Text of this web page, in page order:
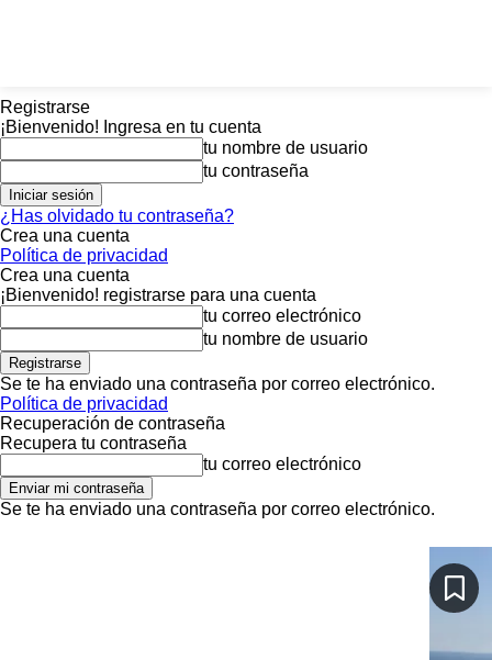
Registrarse
¡Bienvenido! Ingresa en tu cuenta
tu nombre de usuario
tu contraseña
¿Has olvidado tu contraseña?
Crea una cuenta
Política de privacidad
Crea una cuenta
¡Bienvenido! registrarse para una cuenta
tu correo electrónico
tu nombre de usuario
Se te ha enviado una contraseña por correo electrónico.
Política de privacidad
Recuperación de contraseña
Recupera tu contraseña
tu correo electrónico
Se te ha enviado una contraseña por correo electrónico.